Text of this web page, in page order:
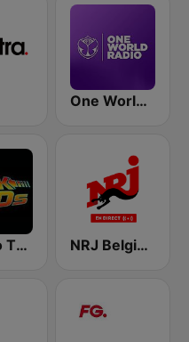
One World Radio
Back To The 80's Radio NRJ Belgique